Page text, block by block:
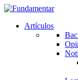
Artículos